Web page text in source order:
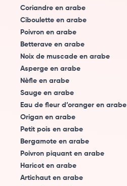
Coriandre en arabe
Ciboulette en arabe
Poivron en arabe
Betterave en arabe
Noix de muscade en arabe
Asperge en arabe
Nèfle en arabe
Sauge en arabe
Eau de fleur d’oranger en arabe
Origan en arabe
Petit pois en arabe
Bergamote en arabe
Poivron piquant en arabe
Haricot en arabe
Artichaut en arabe